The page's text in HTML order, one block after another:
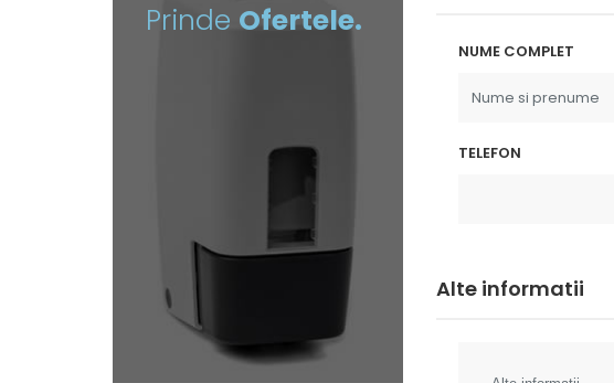
Prinde Ofertele.
NUME COMPLET
TELEFON
Alte informatii